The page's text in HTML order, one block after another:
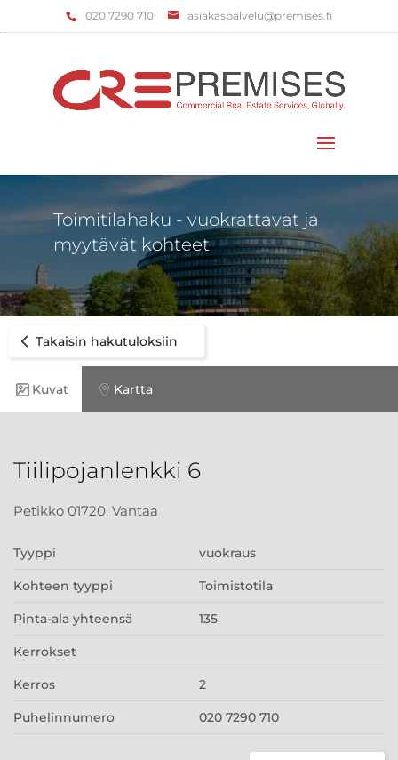
‌020 7290 710 asiakaspalvelu@premises.fi
Toimitilahaku - vuokrattavat ja
myytävät kohteet
Takaisin hakutuloksiin
Kuvat Kartta
Tiilipojanlenkki 6
Petikko 01720, Vantaa
Tyyppi vuokraus
Kohteen tyyppi Toimistotila
Pinta-ala yhteensä 135
Kerrokset
Kerros 2
Puhelinnumero 020 7290 710